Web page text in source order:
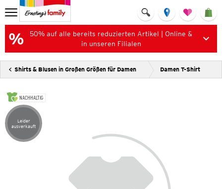
50% auf alle bereits reduzierten Artikel | Online &
in unseren Filialen
Shirts & Blusen in Großen Größen für Damen Damen T-Shirt
NACHHALTIG
Artikel leider ausverkauft
Leider
ausverkauft